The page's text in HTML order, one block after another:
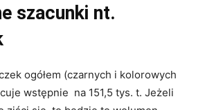
szacunki nt.
ogółem (czarnych i kolorowych
wstępnie na 151,5 tys. t. Jeżeli